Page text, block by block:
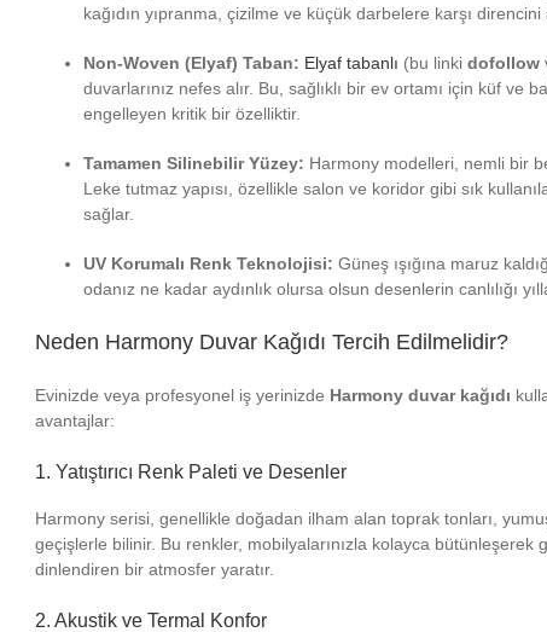
kağıdın yıpranma, çizilme ve küçük darbelere karşı direncini
Non-Woven (Elyaf) Taban: Elyaf tabanlı (bu linki dofollow
duvarlarınız nefes alır. Bu, sağlıklı bir ev ortamı için küf ve
engelleyen kritik bir özelliktir.
Tamamen Silinebilir Yüzey: Harmony modelleri, nemli bir
Leke tutmaz yapısı, özellikle salon ve koridor gibi sık
sağlar.
UV Korumalı Renk Teknolojisi: Güneş ışığına maruz
odanız ne kadar aydınlık olursa olsun desenlerin canlılığı
Neden Harmony Duvar Kağıdı Tercih Edilmelidir?
Evinizde veya profesyonel iş yerinizde Harmony duvar kağıdı
avantajlar:
1. Yatıştırıcı Renk Paleti ve Desenler
Harmony serisi, genellikle doğadan ilham alan toprak tonları,
geçişlerle bilinir. Bu renkler, mobilyalarınızla kolayca bütünleşerek
dinlendiren bir atmosfer yaratır.
2. Akustik ve Termal Konfor